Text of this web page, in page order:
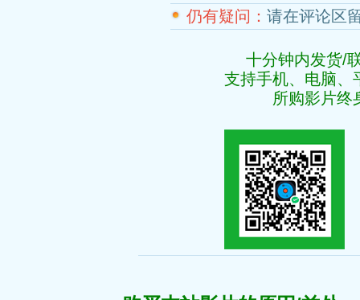
仍有疑问： 请在评论区
十分钟内发货/
支持手机、电脑、
所购影片终